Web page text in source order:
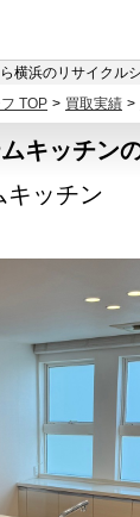
横浜のリサイクル
TOP > 買取実績 >
キッチン
キッチン